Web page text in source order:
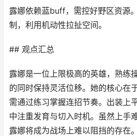
露娜依赖蓝buff，需控好野区资源
制，利用机动性拉扯空间。
## 观点汇总
露娜是一位上限极高的英雄，熟练
的同时保持灵活位移。她的核心在
需通过练习掌握连招节奏。出装上
中注重发育与切入时机。虽然上手
露娜将成为战场上难以阻挡的存在